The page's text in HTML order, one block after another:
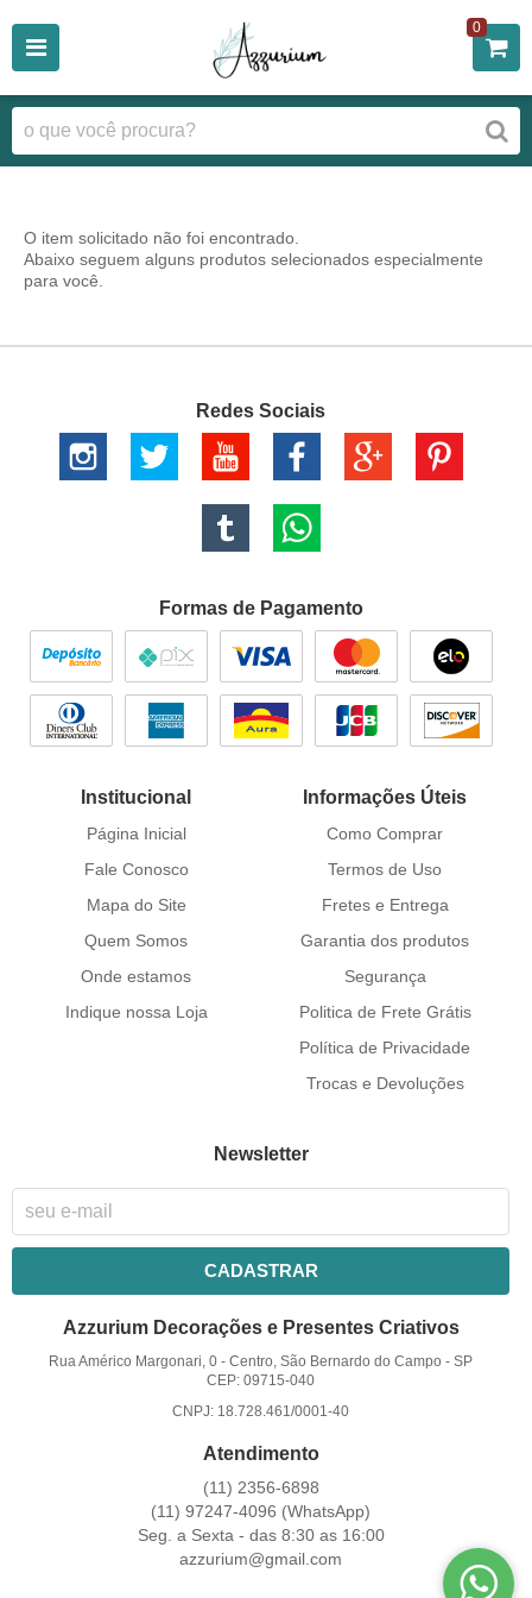
0
O item solicitado não foi encontrado.
Abaixo seguem alguns produtos selecionados especialmente
para você.
Redes Sociais
Formas de Pagamento
Institucional
Página Inicial
Fale Conosco
Mapa do Site
Quem Somos
Onde estamos
Indique nossa Loja
Informações Úteis
Como Comprar
Termos de Uso
Fretes e Entrega
Garantia dos produtos
Segurança
Politica de Frete Grátis
Política de Privacidade
Trocas e Devoluções
Newsletter
CADASTRAR
Azzurium Decorações e Presentes Criativos
Rua Américo Margonari, 0 -Centro, São Bernardo do Campo -SP
CEP: 09715-040
CNPJ: 18.728.461/0001-40
Atendimento
(11) 2356-6898
(11) 97247-4096 (WhatsApp)
Seg. a Sexta - das 8:30 as 16:00
azzurium@gmail.com